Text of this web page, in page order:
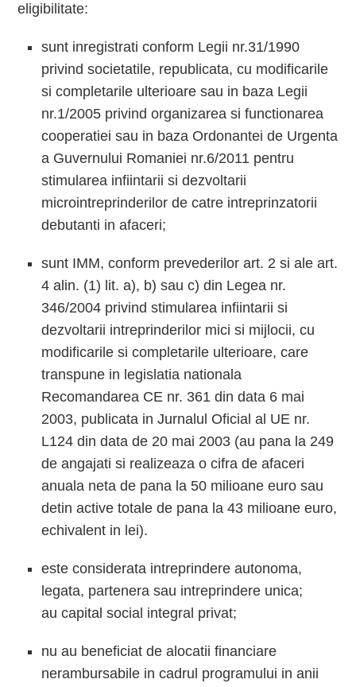
eligibilitate:
sunt inregistrati conform Legii nr.31/1990
privind societatile, republicata, cu modificarile
si completarile ulterioare sau in baza Legii
nr.1/2005 privind organizarea si functionarea
cooperatiei sau in baza Ordonantei de Urgenta
a Guvernului Romaniei nr.6/2011 pentru
stimularea infiintarii si dezvoltarii
microintreprinderilor de catre intreprinzatorii
debutanti in afaceri;
sunt IMM, conform prevederilor art. 2 si ale art.
4 alin. (1) lit. a), b) sau c) din Legea nr.
346/2004 privind stimularea infiintarii si
dezvoltarii intreprinderilor mici si mijlocii, cu
modificarile si completarile ulterioare, care
transpune in legislatia nationala
Recomandarea CE nr. 361 din data 6 mai
2003, publicata in Jurnalul Oficial al UE nr.
L124 din data de 20 mai 2003 (au pana la 249
de angajati si realizeaza o cifra de afaceri
anuala neta de pana la 50 milioane euro sau
detin active totale de pana la 43 milioane euro,
echivalent in lei).
este considerata intreprindere autonoma,
legata, partenera sau intreprindere unica;
au capital social integral privat;
nu au beneficiat de alocatii financiare
nerambursabile in cadrul programului in anii